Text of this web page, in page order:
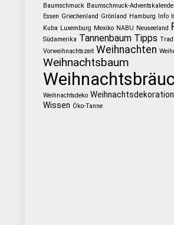
Baumschmuck Baumschmuck-
Essen Griechenland Grönland Hamburg Info
Kuba Luxemburg Mexiko NABU Neuseeland
Südamerika Tannenbaum Tipps
Vorweihnachtszeit Weihnachten
Weihnachtsbaum
Weihnachtsdeko Weihnachtsdekoration
Wissen Öko-Tanne